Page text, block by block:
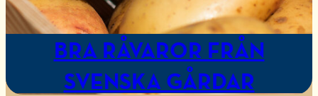
BRA RÅVAROR FRÅN
SVENSKA GÅRDAR